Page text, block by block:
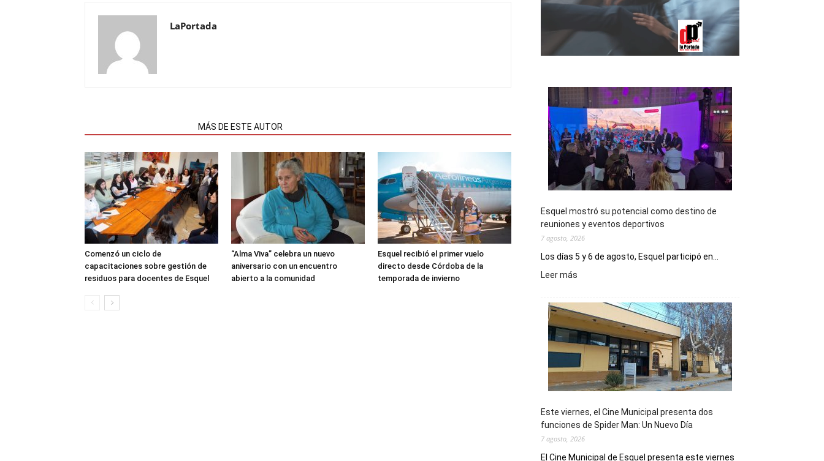
LaPortada
MÁS DE ESTE AUTOR
Comenzó un ciclo de
capacitaciones sobre gestión de
residuos para docentes de Esquel
“Alma Viva” celebra un nuevo
aniversario con un encuentro
abierto a la comunidad
Esquel recibió el primer vuelo
directo desde Córdoba de la
temporada de invierno
Esquel mostró su potencial como destino de
reuniones y eventos deportivos
7 agosto, 2026
Los días 5 y 6 de agosto, Esquel participó en...
Leer más
su
potencial
como
destino
de
reuniones
y
deportivos
Este viernes, el Cine Municipal presenta dos
funciones de Spider Man: Un Nuevo Día
7 agosto, 2026
El Cine Municipal de Esquel presenta este viernes